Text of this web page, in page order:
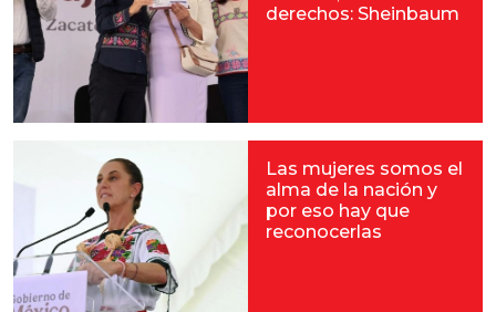
derechos: Sheinbaum
Las mujeres somos el
alma de la nación y
por eso hay que
reconocerlas